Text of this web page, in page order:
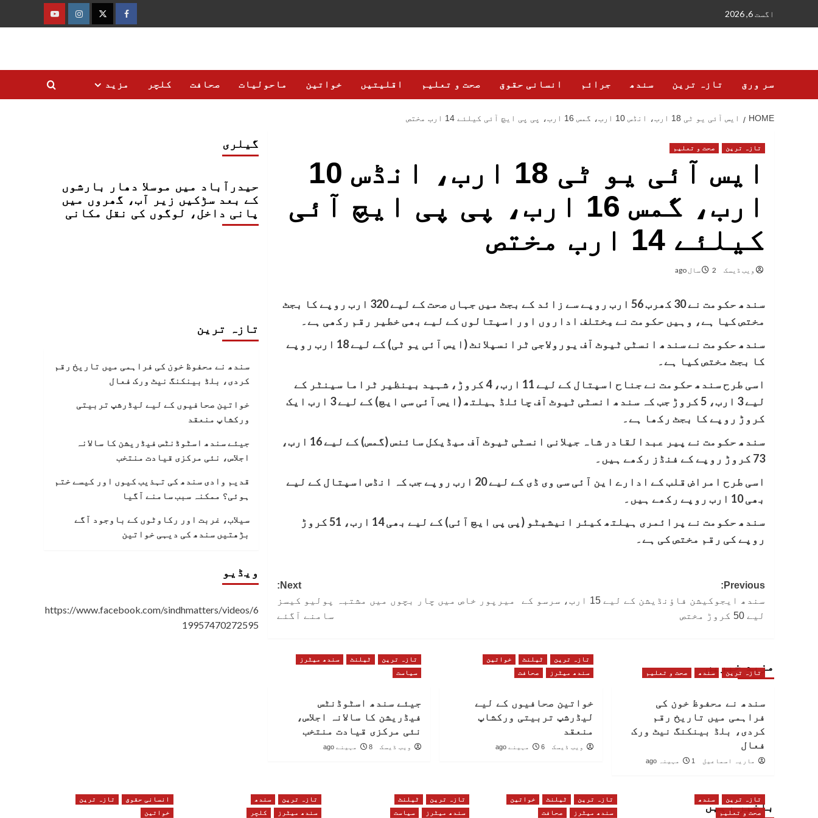
اگست 6, 2026
فیس
ٹوئٹرانسٹاگرام
یوٹیوب
سر ورق تازہ ترین سندھ جرائم انسانی حقوق صحت و تعلیم اقلیتیں خواتین ماحولیات صحافت کلچر مزید
HOME ایس آئی یو ٹی 18 ارب، انڈس 10 ارب، گمس 16 ارب، پی پی ایچ آئی کیلئے 14 ارب مختص
تازہ ترین صحت و تعلیم
ایس آئی یو ٹی 18 ارب، انڈس 10
ارب، گمس 16 ارب، پی پی ایچ آئی
کیلئے 14 ارب مختص
ویب ڈیسک 2 سال ago
سندھ حکومت نے 30 کھرب 56 ارب روپے سے زائد کے بجٹ میں جہاں صحت کے لیے 320 ارب روپے کا بجٹ
مختص کیا ہے، وہیں حکومت نے مِختلف اداروں اور اسپتالوں کے لیے بھی خطیر رقم رکھی ہے۔
سندھ حکومت نے سندھ انسٹی ٹیوٹ آف یورولاجی ٹرانسپلانٹ (ایس آئی یو ٹی) کے لیے 18 ارب روپے
کا بجٹ مختص کیا ہے۔
اسی طرح سندھ حکومت نے جناح اسپتال کے لیے 11 ارب، 4 کروڑ، شہید بینظیر ٹراما سینٹر کے
لیے 3 ارب، 5 کروڑ جب کہ سندھ انسٹی ٹیوٹ آف چائلڈ ہیلتھ (ایس آئی سی ایچ) کے لیے 3 ارب ایک
کروڑ روپے کا بجٹ رکھا ہے۔
سندھ حکومت نے پیر عبدالقادر شاہ جیلانی انسٹی ٹیوٹ آف میڈیکل سائنس (گمس) کے لیے 16 ارب،
73 کروڑ روپے کے فنڈز رکھے ہیں۔
اسی طرح امراض قلب کے ادارے این آئی سی وی ڈی کے لیے 20 ارب روپے جب کہ انڈس اسپتال کے لیے
بھی 10 ارب روپے رکھے ہیں۔
سندھ حکومت نے پرائمری ہیلتھ کیئر انیشیٹو (پی پی ایچ آئی) کے لیے بھی 14 ارب، 51 کروڑ
روپے کی رقم مختص کی ہے۔
Post
navigation
Previous:
سندھ ایجوکیشن فاؤنڈیشن کے لیے 15 ارب، سرسو کے
لیے 50 کروڑ مختص
Next:
میرپور خاص میں چار بچوں میں مشتبہ پولیو کیسز
سامنے آگئے
مزید خبریں
تازہ ترین سندھ صحت و تعلیم
سندھ نے محفوظ خون کی
فراہمی میں تاریخ رقم
کردی، بلڈ بینکنگ نیٹ ورک
فعال
ماریہ اسماعیل 1 مہینہ ago
تازہ ترین ٹیلنٹ
خواتین
سندھ میٹرز
صحافت
خواتین صحافیوں کے لیے
لیڈرشپ تربیتی ورکشاپ
منعقد
ویب ڈیسک 6 مہینے ago
تازہ ترین ٹیلنٹ
سندھ میٹرز
سیاست
جیئے سندھ اسٹوڈنٹس
فیڈریشن کا سالانہ اجلاس،
نئی مرکزی قیادت منتخب
ویب ڈیسک 8 مہینے ago
گیلری
حیدرآباد میں موسلا دھار بارشوں
کے بعد سڑکیں زیر آب، گھروں میں
پانی داخل، لوگوں کی نقل مکانی
تازہ ترین
سندھ نے محفوظ خون کی فراہمی میں تاریخ رقم
کردی، بلڈ بینکنگ نیٹ ورک فعال
خواتین صحافیوں کے لیے لیڈرشپ تربیتی
ورکشاپ منعقد
جیئے سندھ اسٹوڈنٹس فیڈریشن کا سالانہ
اجلاس، نئی مرکزی قیادت منتخب
قدیم وادی سندھ کی تہذیب کیوں اور کیسے ختم
ہوئی؟ ممکنہ سبب سامنے آگیا
سیلاب، غربت اور رکاوٹوں کے باوجود آگے
بڑھتیں سندھ کی دیہی خواتین
ویڈیو
https://www.facebook.com/sindhmatters/videos/6
19957470272595
باخبر رہیں
تازہ ترین
سندھ
صحت و تعلیم
تازہ ترین ٹیلنٹ
خواتین
سندھ میٹرز
صحافت
تازہ ترین
ٹیلنٹ
سندھ میٹرز
سیاست
تازہ ترین
سندھ
سندھ میٹرز
کلچر
انسانی حقوق
تازہ ترین
خواتین